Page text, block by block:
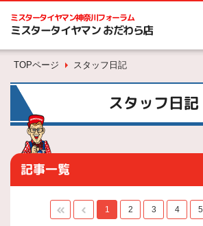
ミスタータイヤマン神奈川フォーラム
ミスタータイヤマン おだわら店
TOPページ スタッフ日記
スタッフ日記
記事一覧
1 2 3 4 5